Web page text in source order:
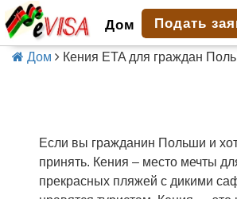
Дом Подать
Дом Кения ETA для граждан
Если вы гражданин Польши и
принять. Кения – место мечты
прекрасных пляжей с дикими